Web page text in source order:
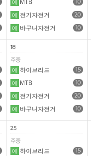
10
예
MTB
20
예 전기자전거
10
예 바구니자전거
18
주중
15
예 하이브리드
10
예
MTB
20
예 전기자전거
10
예 바구니자전거
25
주중
15
예 하이브리드